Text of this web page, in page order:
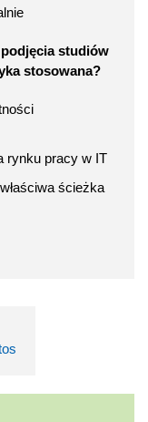
studiów
stosowana?
rynku pracy w IT
ścieżka